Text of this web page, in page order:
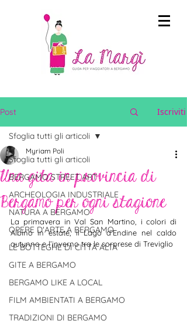
Post Iscriviti
Sfoglia tutti gli articoli
BERGAMO STREET ART
ARCHEOLOGIA INDUSTRIALE
NATURA A BERGAMO
OPERE D'ARTE A BERGAMO
LE BOTTEGHE DI CITTÀ ALTA
GITE A BERGAMO
BERGAMO LIKE A LOCAL
FILM AMBIENTATI A BERGAMO
TRADIZIONI DI BERGAMO
Sfoglia tutti gli articoli
Una gita in provincia di
Bergamo per ogni stagione
Myriam Poli
La primavera in Val San Martino, i colori di
Albino in estate, il Lago d’Endine nel caldo
autunno e l’inverno tra le sorprese di Treviglio